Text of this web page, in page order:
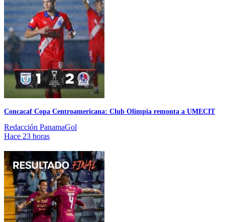
Concacaf Copa Centroamericana: Club Olimpia remonta a UMECIT
Redacción PanamaGol
Hace 23 horas